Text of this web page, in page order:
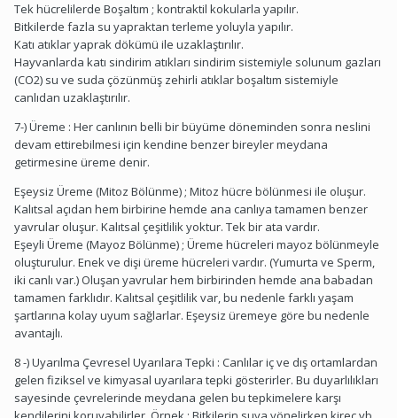
Tek hücrelilerde Boşaltım ; kontraktil kokularla yapılır.
Bitkilerde fazla su yapraktan terleme yoluyla yapılır.
Katı atıklar yaprak dökümü ile uzaklaştırılır.
Hayvanlarda katı sindirim atıkları sindirim sistemiyle solunum gazları
(CO2) su ve suda çözünmüş zehirli atıklar boşaltım sistemiyle
canlıdan uzaklaştırılır.
7-) Üreme : Her canlının belli bir büyüme döneminden sonra neslini
devam ettirebilmesi için kendine benzer bireyler meydana
getirmesine üreme denir.
Eşeysiz Üreme (Mitoz Bölünme) ; Mitoz hücre bölünmesi ile oluşur.
Kalıtsal açıdan hem birbirine hemde ana canlıya tamamen benzer
yavrular oluşur. Kalıtsal çeşitlilik yoktur. Tek bir ata vardır.
Eşeyli Üreme (Mayoz Bölünme) ; Üreme hücreleri mayoz bölünmeyle
oluşturulur. Enek ve dişi üreme hücreleri vardır. (Yumurta ve Sperm,
iki canlı var.) Oluşan yavrular hem birbirinden hemde ana babadan
tamamen farklıdır. Kalıtsal çeşitlilik var, bu nedenle farklı yaşam
şartlarına kolay uyum sağlarlar. Eşeysiz üremeye göre bu nedenle
avantajlı.
8 -) Uyarılma Çevresel Uyarılara Tepki : Canlılar iç ve dış ortamlardan
gelen fiziksel ve kimyasal uyarılara tepki gösterirler. Bu duyarlılıkları
sayesinde çevrelerinde meydana gelen bu tepkimelere karşı